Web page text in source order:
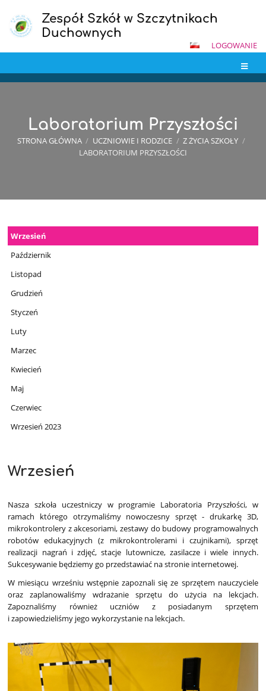
Zespół Szkół w Szczytnikach
Duchownych
LOGOWANIE
Laboratorium Przyszłości
STRONA GŁÓWNA / UCZNIOWIE I RODZICE / Z ŻYCIA SZKOŁY /
LABORATORIUM PRZYSZŁOŚCI
Laboratorium
Przyszłości
Wrzesień
Październik
Listopad
Grudzień
Styczeń
Luty
Marzec
Kwiecień
Maj
Czerwiec
Wrzesień 2023
Wrzesień
Nasza szkoła uczestniczy w programie Laboratoria Przyszłości, w
ramach którego otrzymaliśmy nowoczesny sprzęt - drukarkę 3D,
mikrokontrolery z akcesoriami, zestawy do budowy programowalnych
robotów edukacyjnych (z mikrokontrolerami i czujnikami), sprzęt
realizacji nagrań i zdjęć, stacje lutownicze, zasilacze i wiele innych.
Sukcesywanie będziemy go przedstawiać na stronie internetowej.
W miesiącu wrześniu wstępnie zapoznali się ze sprzętem nauczyciele
oraz zaplanowaliśmy wdrażanie sprzętu do użycia na lekcjach.
Zapoznaliśmy również uczniów z posiadanym sprzętem
i zapowiedzieliśmy jego wykorzystanie na lekcjach.